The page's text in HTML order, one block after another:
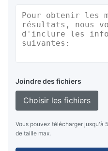
Joindre des fichiers
Choisir les fichiers
Vous pouvez télécharger jusqu'à
de taille max.